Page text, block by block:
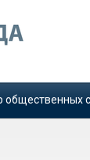
общественных